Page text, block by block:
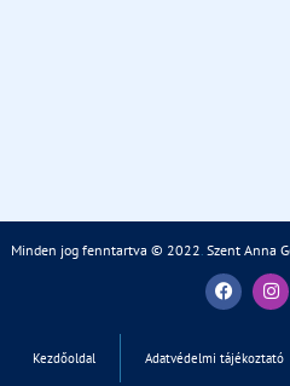
Minden jog fenntartva © 2022 Szent Anna
Kezdőoldal Adatvédelmi tájékoztató